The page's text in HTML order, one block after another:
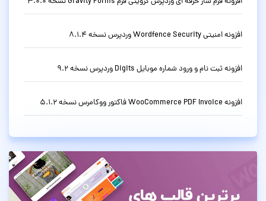
افزونه امنیتی Wordfence Security وردپرس نسخه 8.1.4
افزونه ثبت نام و ورود شماره موبایل Digits وردپرس نسخه 9.2
افزونه WooCommerce PDF Invoice فاکتور ووکامرس نسخه 5.1.2